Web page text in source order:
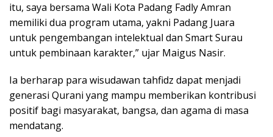
itu, saya bersama Wali Kota Padang Fadly Amran
memiliki dua program utama, yakni Padang Juara
untuk pengembangan intelektual dan Smart Surau
untuk pembinaan karakter,” ujar Maigus Nasir.
Ia berharap para wisudawan tahfidz dapat menjadi
generasi Qurani yang mampu memberikan kontribusi
positif bagi masyarakat, bangsa, dan agama di masa
mendatang.